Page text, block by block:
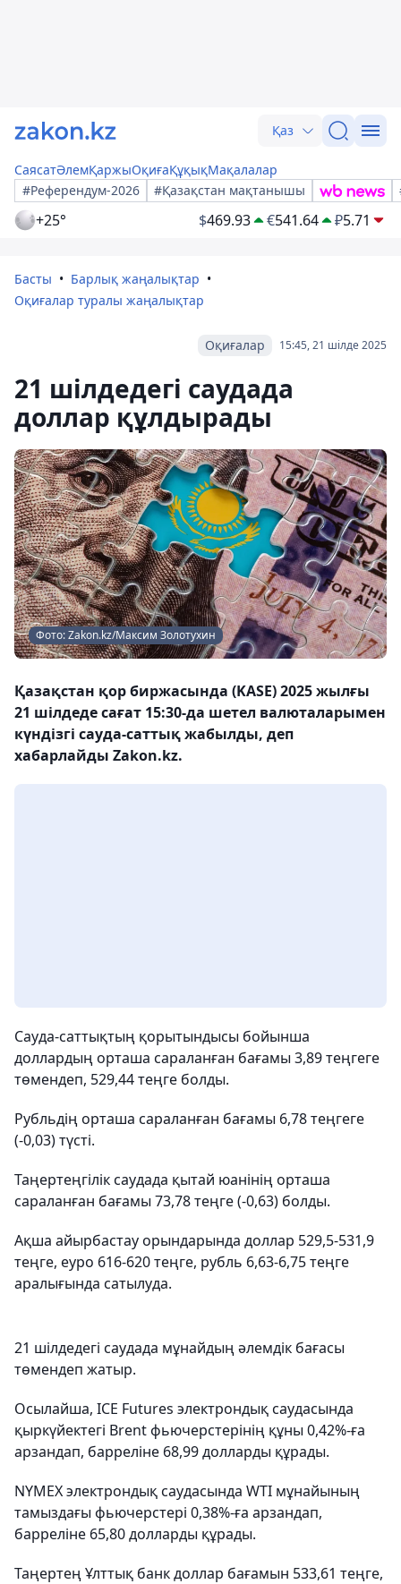
Қаз
СаясатӘлемҚаржыОқиғаҚұқықМақалалар
#Референдум-2026
#Қазақстан мақтанышы
+25° $469.93 €541.64 ₽5.71
Басты
Барлық жаңалықтар
Оқиғалар туралы жаңалықтар
15:45, 21 шілде 2025
Оқиғалар
21 шілдедегі саудада
доллар құлдырады
Фото: Zakon.kz/Максим Золотухин
Қазақстан қор биржасында (KASE) 2025 жылғы
21 шілдеде сағат 15:30-да шетел валюталарымен
күндізгі сауда-саттық жабылды, деп
хабарлайды Zakon.kz.
Сауда-саттықтың қорытындысы бойынша
доллардың орташа сараланған бағамы 3,89 теңгеге
төмендеп, 529,44 теңге болды.
Рубльдің орташа сараланған бағамы 6,78 теңгеге
(-0,03) түсті.
Таңертеңгілік саудада қытай юанінің орташа
сараланған бағамы 73,78 теңге (-0,63) болды.
Ақша айырбастау орындарында доллар 529,5-531,9
теңге, еуро 616-620 теңге, рубль 6,63-6,75 теңге
аралығында сатылуда.
21 шілдедегі саудада мұнайдың әлемдік бағасы
төмендеп жатыр.
Осылайша, ICE Futures электрондық саудасында
қыркүйектегі Brent фьючерстерінің құны 0,42%-ға
арзандап, барреліне 68,99 долларды құрады.
NYMEX электрондық саудасында WTI мұнайының
тамыздағы фьючерстері 0,38%-ға арзандап,
барреліне 65,80 долларды құрады.
Таңертең Ұлттық банк доллар бағамын 533,61 теңге,